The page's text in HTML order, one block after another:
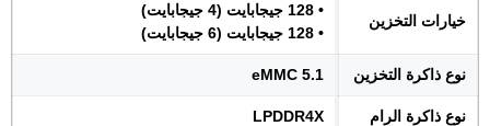
خيارات التخزين
• 128 جيجابايت (4 جيجابايت)
• 128 جيجابايت (6 جيجابايت)
نوع ذاكرة التخزين eMMC 5.1
نوع ذاكرة الرام LPDDR4X